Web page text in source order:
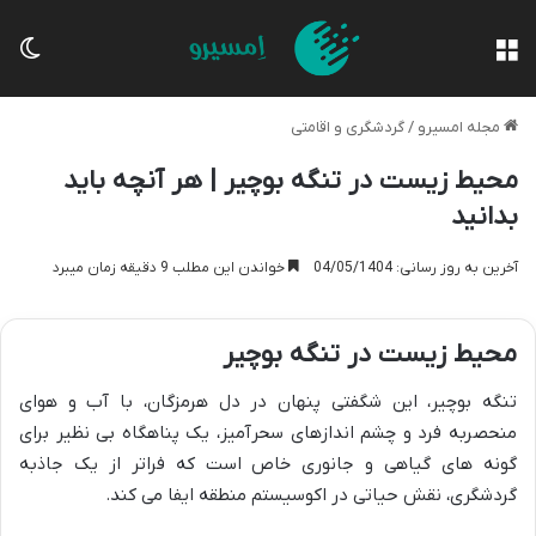
مجله امسیرو /گردشگری و اقامتی
محیط زیست در تنگه بوچیر | هر آنچه باید
بدانید
آخرین به روز رسانی: 04/05/1404 خواندن این مطلب 9 دقیقه زمان میبرد
محیط زیست در تنگه بوچیر
تنگه بوچیر، این شگفتی پنهان در دل هرمزگان، با آب و هوای
منحصربه فرد و چشم اندازهای سحرآمیز، یک پناهگاه بی نظیر برای
گونه های گیاهی و جانوری خاص است که فراتر از یک جاذبه
گردشگری، نقش حیاتی در اکوسیستم منطقه ایفا می کند.